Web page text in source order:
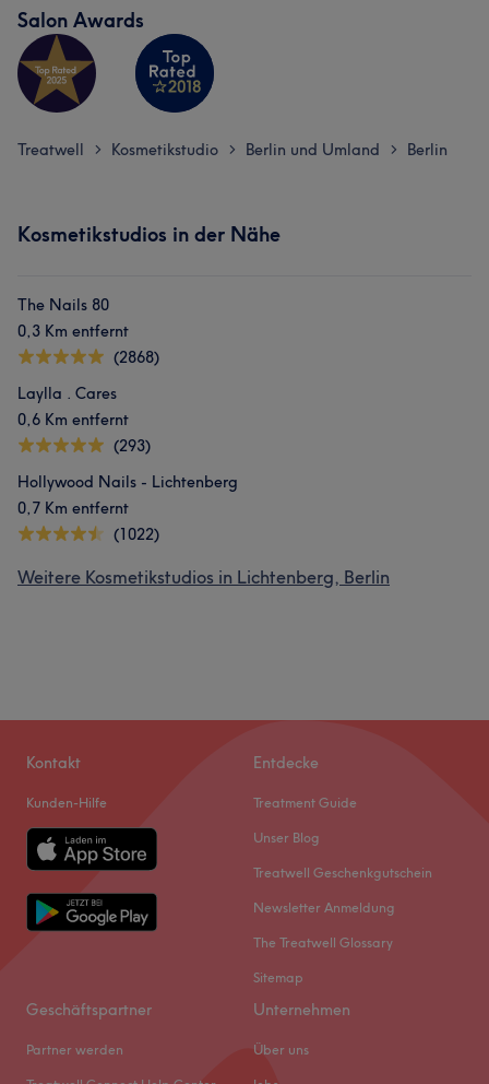
Salon Awards
Treatwell > Kosmetikstudio > Berlin und Umland > Berlin
Kosmetikstudios in der Nähe
The Nails 80
0,3 Km entfernt
(2868)
Laylla . Cares
0,6 Km entfernt
(293)
Hollywood Nails - Lichtenberg
0,7 Km entfernt
(1022)
Weitere Kosmetikstudios in Lichtenberg, Berlin
Kontakt
Kunden-Hilfe
Entdecke
Treatment Guide
Unser Blog
Treatwell Geschenkgutschein
Newsletter Anmeldung
The Treatwell Glossary
Sitemap
Geschäftspartner
Partner werden
Unternehmen
Über uns